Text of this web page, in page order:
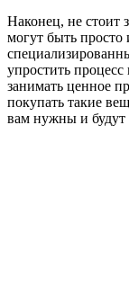
Наконец, не стоит
могут быть
упростить
занимать ценное
покупать такие
вам нужны и будут